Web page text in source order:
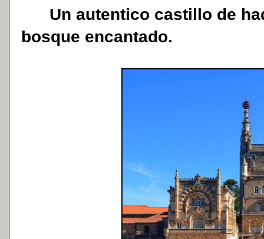
Un autentico castillo de
bosque encantado.